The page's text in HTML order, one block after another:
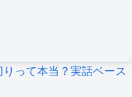
って本当？実話ベース